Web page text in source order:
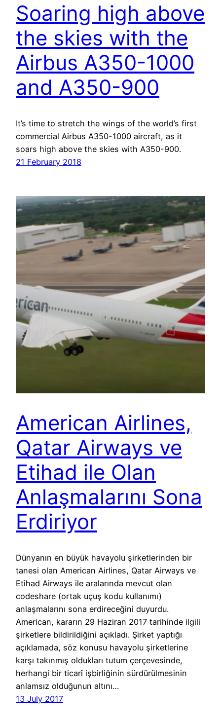
Soaring high above
the skies with the
Airbus A350-1000
and A350-900
It’s time to stretch the wings of the world’s first
commercial Airbus A350-1000 aircraft, as it
soars high above the skies with A350-900.
21 February 2018
American Airlines,
Qatar Airways ve
Etihad ile Olan
Anlaşmalarını Sona
Erdiriyor
Dünyanın en büyük havayolu şirketlerinden bir
tanesi olan American Airlines, Qatar Airways ve
Etihad Airways ile aralarında mevcut olan
codeshare (ortak uçuş kodu kullanımı)
anlaşmalarını sona erdireceğini duyurdu.
American, kararın 29 Haziran 2017 tarihinde ilgili
şirketlere bildirildiğini açıkladı. Şirket yaptığı
açıklamada, söz konusu havayolu şirketlerine
karşı takınmış oldukları tutum çerçevesinde,
herhangi bir ticarî işbirliğinin sürdürülmesinin
anlamsız olduğunun altını…
13 July 2017